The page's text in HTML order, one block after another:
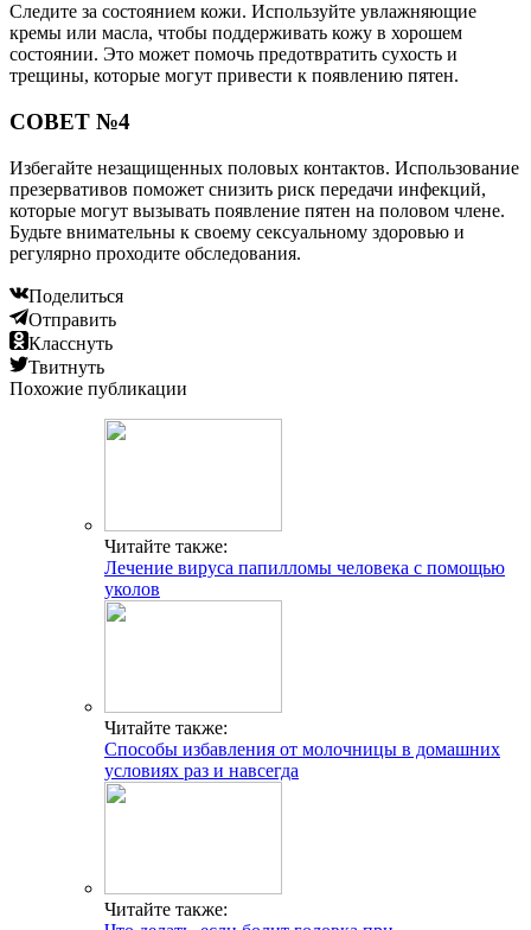
Следите за состоянием кожи. Используйте увлажняющие
кремы или масла, чтобы поддерживать кожу в хорошем
состоянии. Это может помочь предотвратить сухость и
трещины, которые могут привести к появлению пятен.
СОВЕТ №4
Избегайте незащищенных половых контактов. Использование
презервативов поможет снизить риск передачи инфекций,
которые могут вызывать появление пятен на половом члене.
Будьте внимательны к своему сексуальному здоровью и
регулярно проходите обследования.
Поделиться
Отправить
Класснуть
Твитнуть
Похожие публикации
Читайте также:
Лечение вируса папилломы человека с помощью
уколов
Читайте также:
Способы избавления от молочницы в домашних
условиях раз и навсегда
Читайте также: